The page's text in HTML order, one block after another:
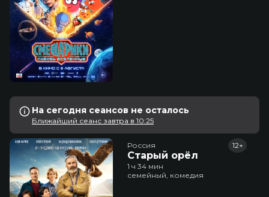
На сегодня сеансов не осталось
Ближайший сеанс завтра в 10:25
Россия
Старый орёл
12+
1 ч 34 мин
семейный, комедия